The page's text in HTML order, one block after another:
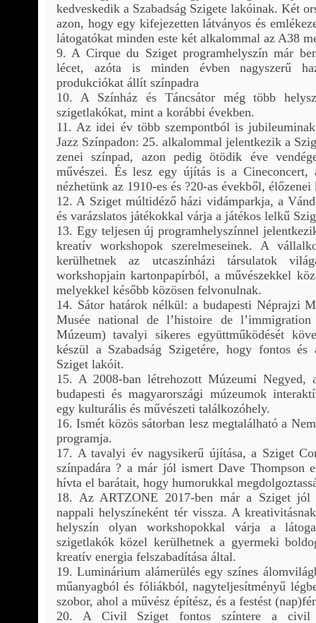
kedveskedik a Szabadság Szigete lakóinak. Két
azon, hogy egy kifejezetten látványos és
látogatókat minden este két alkalommal az A38
9. A Cirque du Sziget programhelyszín már
lécet, azóta is minden évben nagyszerű
produkciókat állít színpadra
10. A Színház és Táncsátor még több
szigetlakókat, mint a korábbi években.
11. Az idei év több szempontból is
Jazz Színpadon: 25. alkalommal jelentkezik a
zenei színpad, azon pedig ötödik éve
művészei. És lesz egy újítás is a Cineconcert,
nézhetünk az 1910-es és ?20-as évekből,
12. A Sziget múltidéző házi vidámparkja, a
és varázslatos játékokkal várja a játékos lelkű
13. Egy teljesen új programhelyszínnel
kreatív workshopok szerelmeseinek. A
kerülhetnek az utcaszínházi társulatok
workshopjain kartonpapírból, a művészekkel
melyekkel később közösen felvonulnak.
14. Sátor határok nélkül: a budapesti Néprajzi
Musée national de l’histoire de l’immigration
Múzeum) tavalyi sikeres együttműködését
készül a Szabadság Szigetére, hogy fontos
Sziget lakóit.
15. A 2008-ban létrehozott Múzeumi Negyed,
budapesti és magyarországi múzeumok
egy kulturális és művészeti találkozóhely.
16. Ismét közös sátorban lesz megtalálható a
programja.
17. A tavalyi év nagysikerű újítása, a Sziget
színpadára ? a már jól ismert Dave Thompson
hívta el barátait, hogy humorukkal
18. Az ARTZONE 2017-ben már a Sziget jól
nappali helyszíneként tér vissza. A
helyszín olyan workshopokkal várja a
szigetlakók közel kerülhetnek a gyermeki
kreatív energia felszabadítása által.
19. Luminárium alámerülés egy színes
műanyagból és fóliákból, nagyteljesítményű
szobor, ahol a művész építész, és a festést
20. A Civil Sziget fontos színtere a civil